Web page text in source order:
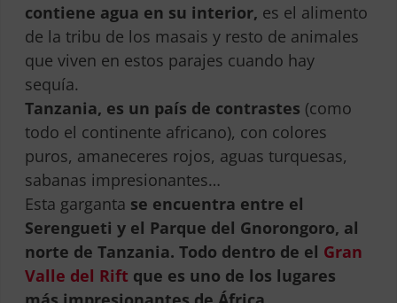
contiene agua en su interior, es el alimento
de la tribu de los masais y resto de animales
que viven en estos parajes cuando hay
sequía.
Tanzania, es un país de contrastes (como
todo el continente africano), con colores
puros, amaneceres rojos, aguas turquesas,
sabanas impresionantes…
Esta garganta se encuentra entre el
Serengueti y el Parque del Gnorongoro, al
norte de Tanzania. Todo dentro de el Gran
Valle del Rift que es uno de los lugares